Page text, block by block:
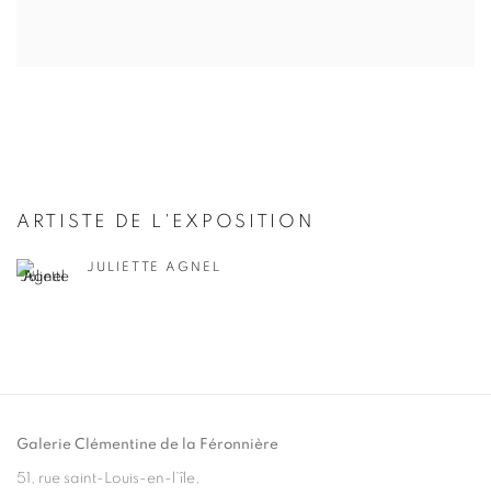
ARTISTE DE L'EXPOSITION
JULIETTE AGNEL
Galerie Clémentine de la Féronnière
51, rue saint-Louis-en-l’île,